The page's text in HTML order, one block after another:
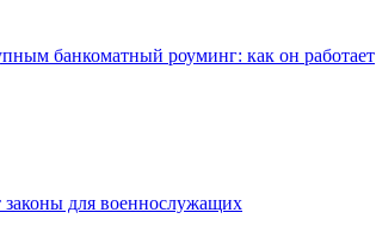
банкоматный роуминг: как он работает
для военнослужащих